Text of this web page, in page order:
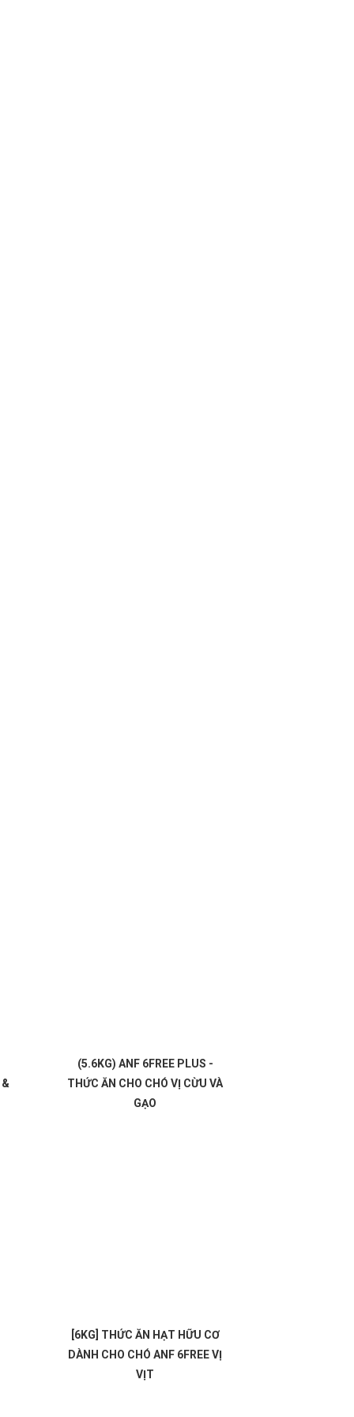
(5.6KG) ANF 6FREE PLUS -
THỨC ĂN CHO CHÓ VỊ CỪU VÀ
GẠO
[6KG] THỨC ĂN HẠT HỮU CƠ
DÀNH CHO CHÓ ANF 6FREE VỊ
VỊT